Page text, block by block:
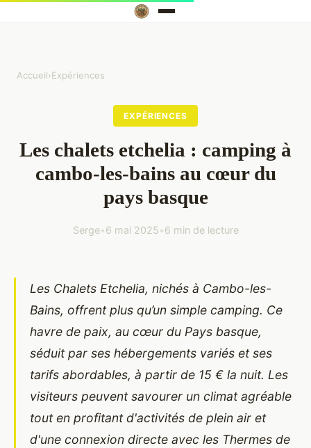
Accueil›Expériences
EXPÉRIENCES
Les chalets etchelia : camping à
cambo-les-bains au cœur du
pays basque
Serge•6 mai 2025•6 min de lecture
Les Chalets Etchelia, nichés à Cambo-les-
Bains, offrent plus qu’un simple camping. Ce
havre de paix, au cœur du Pays basque,
séduit par ses hébergements variés et ses
tarifs abordables, à partir de 15 € la nuit. Les
visiteurs peuvent savourer un climat agréable
tout en profitant d'activités de plein air et
d'une connexion directe avec les Thermes de